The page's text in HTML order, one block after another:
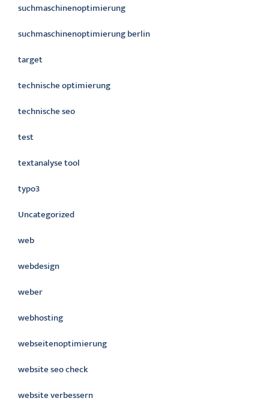
suchmaschinenoptimierung
suchmaschinenoptimierung berlin
target
technische optimierung
technische seo
test
textanalyse tool
typo3
Uncategorized
web
webdesign
weber
webhosting
webseitenoptimierung
website seo check
website verbessern